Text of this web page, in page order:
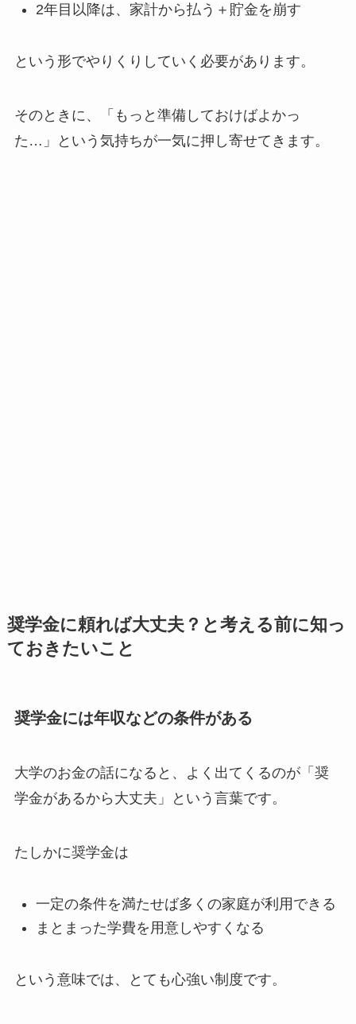
2年目以降は、家計から払う＋貯金を崩す
という形でやりくりしていく必要があります。
そのときに、「もっと準備しておけばよかっ
た…」という気持ちが一気に押し寄せてきます。
奨学金に頼れば大丈夫？と考える前に知っ
ておきたいこと
奨学金には年収などの条件がある
大学のお金の話になると、よく出てくるのが「奨
学金があるから大丈夫」という言葉です。
たしかに奨学金は
一定の条件を満たせば多くの家庭が利用できる
まとまった学費を用意しやすくなる
という意味では、とても心強い制度です。